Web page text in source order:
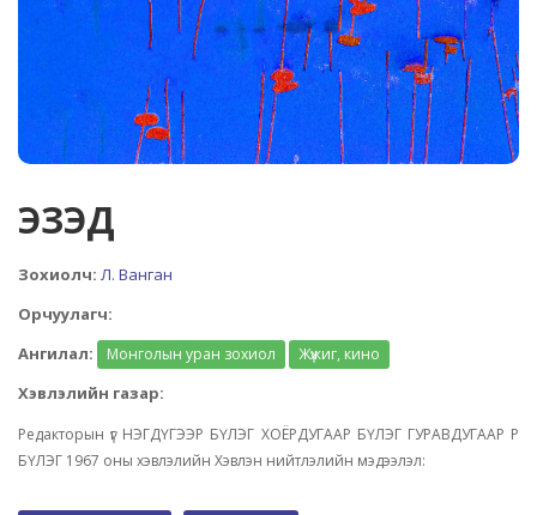
ЭЗЭД
Зохиолч: Л. Ванган
Орчуулагч:
Ангилал:
Монголын уран зохиол Жүжиг, кино
Хэвлэлийн газар:
Редакторын үг НЭГДҮГЭЭР БҮЛЭГ ХОЁРДУГААР БҮЛЭГ ГУРАВДУГААР Р
БҮЛЭГ 1967 оны хэвлэлийн Хэвлэн нийтлэлийн мэдээлэл: